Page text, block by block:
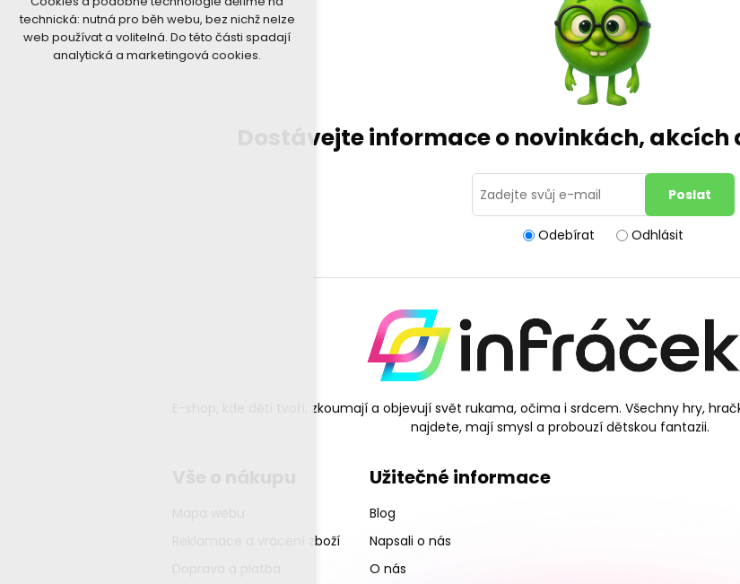
Odmítnout vše
technická: nutná pro běh webu, bez nichž nelze
web používat a volitelná. Do této části spadají
analytická a marketingová cookies.
Dostávejte informace o novinkách,
Odebírat Odhlásit
E-shop, kde děti tvoří, zkoumají a objevují svět rukama, očima i srdcem. Všechny hry,
najdete, mají smysl a probouzí dětskou fantazii.
Reklamace a vrácení zboží
Užitečné informace
Blog
Napsali o nás
O nás